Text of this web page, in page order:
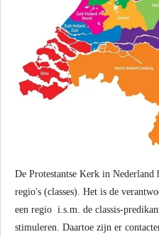
De Protestantse Kerk in
regio's (classes). Het is de
een regio i.s.m. de classis-
stimuleren. Daartoe zijn er